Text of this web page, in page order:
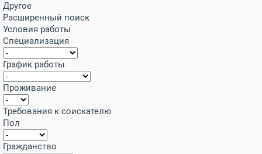
Другое
Расширенный поиск
Условия работы
Специализация
График работы
Проживание
Требования к соискателю
Пол
Гражданство